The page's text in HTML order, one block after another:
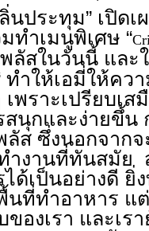
นประทุม” เปิด
ทำเมนูพิเศษ “
ลัสในวันนี้ และ
ทำให้เอมี่ให้ค
เพราะเปรียบเ
นุกและง่ายขึ้น
ลัส ซึ่งนอกจาก
ำงานที่ทันสมัย
ด้เป็นอย่างดี ยิ่
นที่ทำอาหาร แ
องเรา และเร